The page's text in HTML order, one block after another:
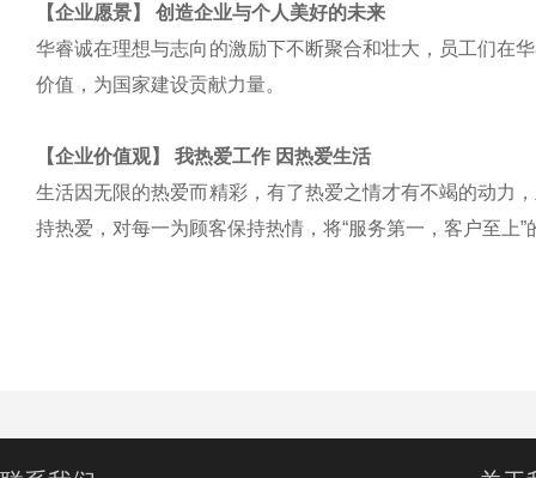
【企业愿景】 创造企业与个人美好的未来
华睿诚在理想与志向的激励下不断聚合和壮大，员工们在
价值，为国家建设贡献力量。
【企业价值观】 我热爱工作 因热爱生活
生活因无限的热爱而精彩，有了热爱之情才有不竭的动力
持热爱，对每一为顾客保持热情，将“服务第一，客户至上